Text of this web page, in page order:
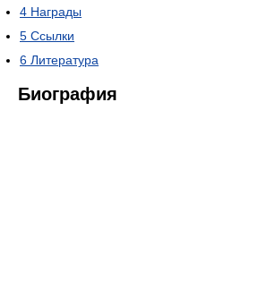
4 Награды
5 Ссылки
6 Литература
Биография